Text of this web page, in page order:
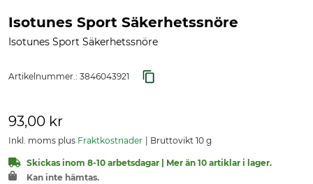
Isotunes Sport Säkerhetssnöre
Isotunes Sport Säkerhetssnöre
Artikelnummer.: 3846043921
93,00 kr
Inkl. moms plus Fraktkostnader Bruttovikt 10 g
Skickas inom 8-10 arbetsdagar | Mer än 10 artiklar i lager.
Kan inte hämtas.